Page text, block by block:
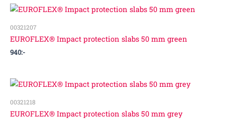
00321207
EUROFLEX® Impact protection slabs 50 mm green
940:-
00321218
EUROFLEX® Impact protection slabs 50 mm grey